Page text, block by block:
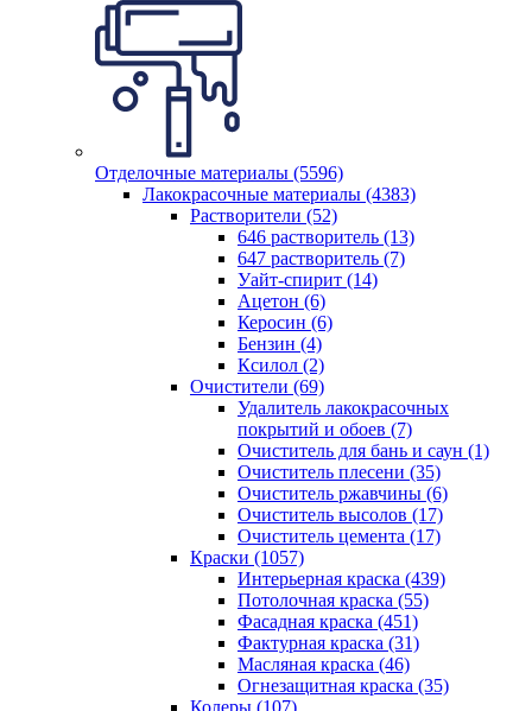
Отделочные материалы (5596)
Лакокрасочные материалы (4383)
Растворители (52)
646 растворитель (13)
647 растворитель (7)
Уайт-спирит (14)
Ацетон (6)
Керосин (6)
Бензин (4)
Ксилол (2)
Очистители (69)
Удалитель лакокрасочных
покрытий и обоев (7)
Очиститель для бань и саун (1)
Очиститель плесени (35)
Очиститель ржавчины (6)
Очиститель высолов (17)
Очиститель цемента (17)
Краски (1057)
Интерьерная краска (439)
Потолочная краска (55)
Фасадная краска (451)
Фактурная краска (31)
Масляная краска (46)
Огнезащитная краска (35)
Колеры (107)